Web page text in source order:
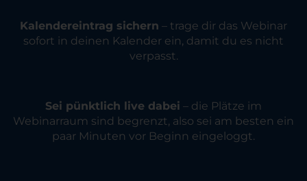
Kalendereintrag sichern – trage dir das Webinar
sofort in deinen Kalender ein, damit du es nicht
verpasst.
Sei pünktlich live dabei – die Plätze im
Webinarraum sind begrenzt, also sei am besten ein
paar Minuten vor Beginn eingeloggt.